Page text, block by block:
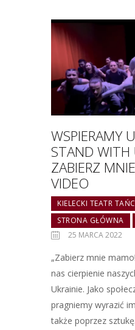
WSPIERAMY
STAND WITH
ZABIERZ
VIDEO
KIELECKI TEATR
STRONA GŁÓWNA
25 MARCA 2022
„Zabierz mnie
nas cierpienie
Ukrainie. Jako
pragniemy wyrazić
także poprzez